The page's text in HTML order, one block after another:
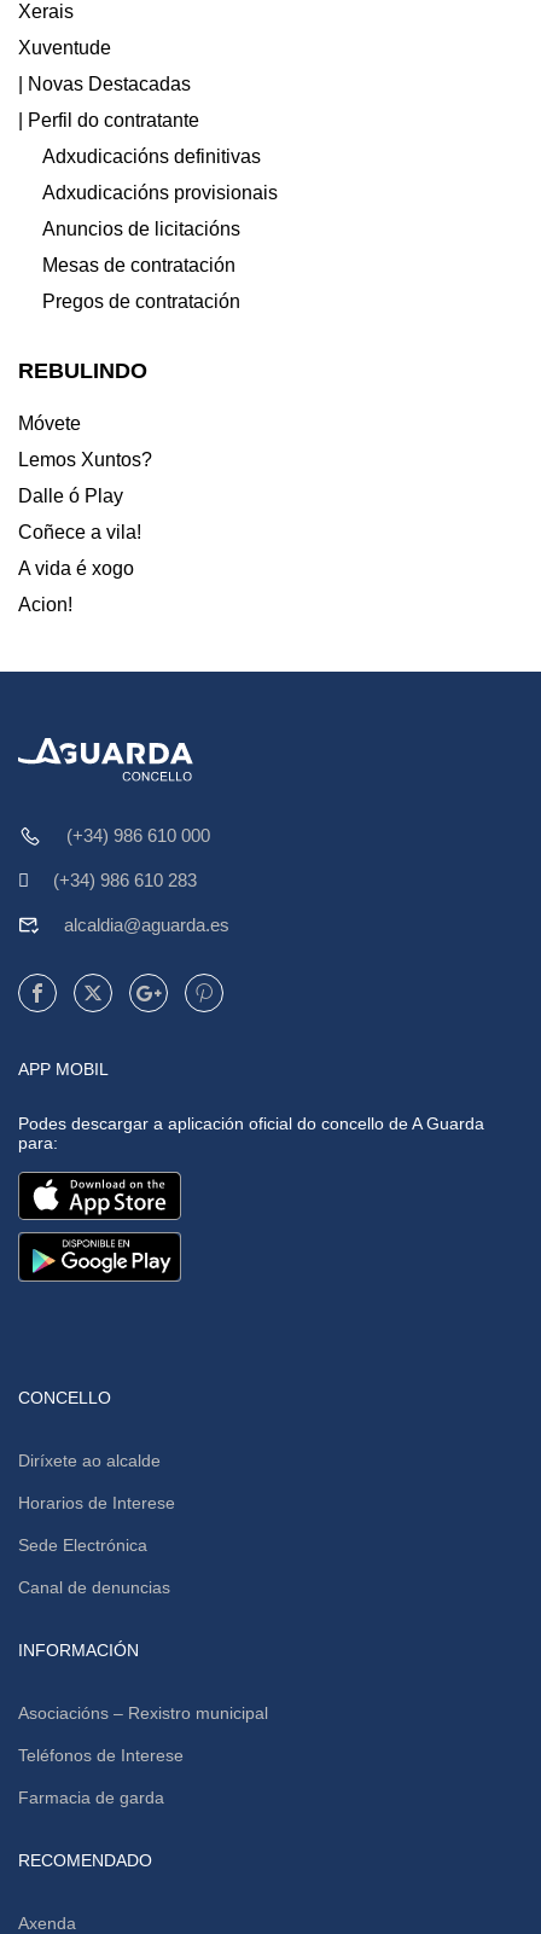
Xerais
Xuventude
| Novas Destacadas
| Perfil do contratante
Adxudicacións definitivas
Adxudicacións provisionais
Anuncios de licitacións
Mesas de contratación
Pregos de contratación
REBULINDO
Móvete
Lemos Xuntos?
Dalle ó Play
Coñece a vila!
A vida é xogo
Acion!
(+34) 986 610 000
(+34) 986 610 283
alcaldia@aguarda.es
APP MOBIL
Podes descargar a aplicación oficial do concello de A Guarda
para:
CONCELLO
Diríxete ao alcalde
Horarios de Interese
Sede Electrónica
Canal de denuncias
INFORMACIÓN
Asociacións – Rexistro municipal
Teléfonos de Interese
Farmacia de garda
RECOMENDADO
Axenda